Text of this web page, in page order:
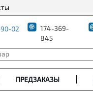
02
174-369-
845
ПРЕДЗАКАЗЫ